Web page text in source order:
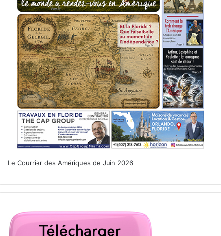
Le Courrier des Amériques de Juin 2026